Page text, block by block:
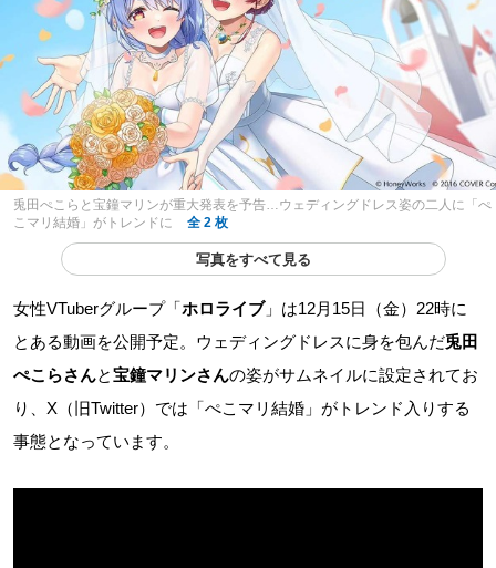
兎田ぺこらと宝鐘マリンが重大発表を予告…ウェディングドレス姿の二人に「ぺ
こマリ結婚」がトレンドに
全 2 枚
写真をすべて見る
女性VTuberグループ「ホロライブ」は12月15日（金）22時に
とある動画を公開予定。ウェディングドレスに身を包んだ兎田
ぺこらさんと宝鐘マリンさんの姿がサムネイルに設定されてお
り、X（旧Twitter）では「ぺこマリ結婚」がトレンド入りする
事態となっています。